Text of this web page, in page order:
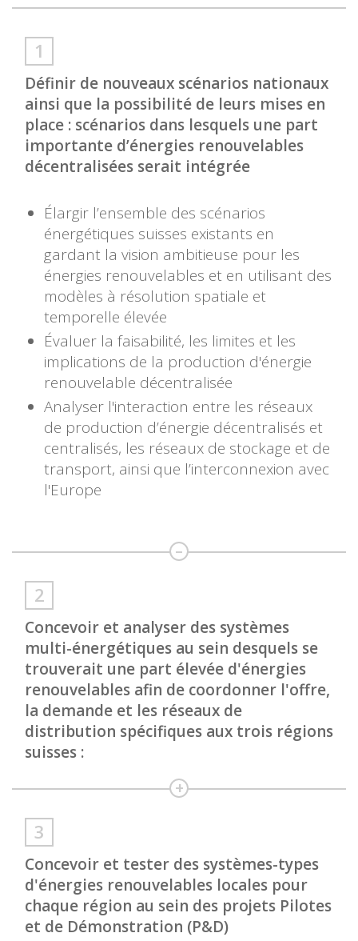
Définir de nouveaux scénarios nationaux
ainsi que la possibilité de leurs mises en
place : scénarios dans lesquels une part
importante d’énergies renouvelables
décentralisées serait intégrée
Élargir l’ensemble des scénarios
énergétiques suisses existants en
gardant la vision ambitieuse pour les
énergies renouvelables et en utilisant des
modèles à résolution spatiale et
temporelle élevée
Évaluer la faisabilité, les limites et les
implications de la production d'énergie
renouvelable décentralisée
Analyser l'interaction entre les réseaux
de production d’énergie décentralisés et
centralisés, les réseaux de stockage et de
transport, ainsi que l’interconnexion avec
l'Europe
Concevoir et analyser des systèmes
multi-énergétiques au sein desquels se
trouverait une part élevée d'énergies
renouvelables afin de coordonner l'offre,
la demande et les réseaux de
distribution spécifiques aux trois régions
suisses :
Concevoir et tester des systèmes-types
d'énergies renouvelables locales pour
chaque région au sein des projets Pilotes
et de Démonstration (P&D)